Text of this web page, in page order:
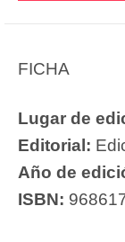
FICHA
Lugar de
Editorial:
Año de
ISBN: